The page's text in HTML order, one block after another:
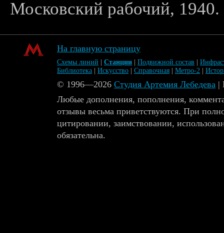
Московский рабочий, 1940.
На главную страницу
Схемы линий Станции Подвижной состав
Библиотека
Искусство Справочная Метро-2
© 1996—2026 Студия Артемия Лебедева |
Любые дополнения, пополнения,
отзывы весьма приветствуются. При
цитировании, заимствовании,
обязательна.